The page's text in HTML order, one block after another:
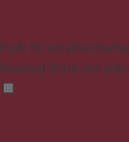
Profil für
Beseitigt Blitze und